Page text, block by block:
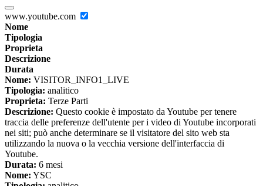
www.youtube.com
Nome
Tipologia
Proprieta
Descrizione
Durata
Nome: VISITOR_INFO1_LIVE
Tipologia: analitico
Proprieta: Terze Parti
Descrizione: Questo cookie è impostato da Youtube per tenere
traccia delle preferenze dell'utente per i video di Youtube incorporati
nei siti; può anche determinare se il visitatore del sito web sta
utilizzando la nuova o la vecchia versione dell'interfaccia di
Youtube.
Durata: 6 mesi
Nome: YSC